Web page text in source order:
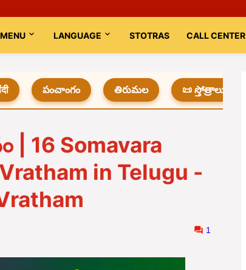
LANGUAGE STOTRAS CALL CENTER
పంచాంగం తిరుమల 📜 స్తోత్రాలు
16 Somavara
in Telugu -
1